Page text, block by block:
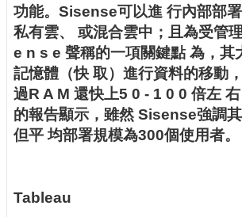
功能。Sisense可以進 行內部部署
私有雲、 或混合雲中；且為受管
e n s e 聲稱的一項關鍵點 為，其
記憶體（快 取）進行資料的移動
過R A M 還快上5 0 - 1 0 0 倍左
的報告顯示，雖然 Sisense強調其
但平 均部署規模為300個使用者。
Tableau